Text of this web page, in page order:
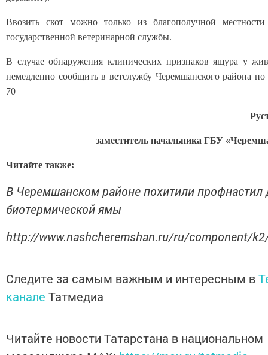
Ввозить скот можно только из благополучной
государственной ветеринарной службы.
В случае обнаружения клинических признаков ящура у
немедленно сообщить в ветслужбу Черемшанского района по
70
заместитель начальника ГБУ
Читайте также:
В Черемшанском районе похитили профнастил
биотермической ямы
http://www.nashcheremshan.ru/ru/component/
Следите за самым важным и интересным в
канале Татмедиа
Читайте новости Татарстана в национальном